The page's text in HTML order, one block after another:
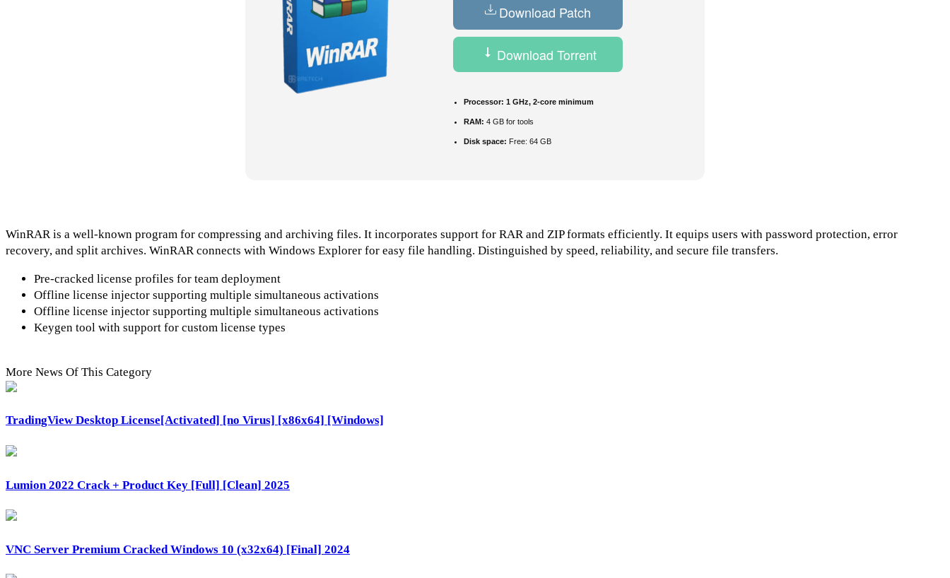
Download Patch
Download Torrent
Processor: 1 GHz, 2-core minimum
RAM: 4 GB for tools
Disk space: Free: 64 GB
WinRAR is a well-known program for compressing and archiving files. It incorporates support for RAR and ZIP formats efficiently. It equips users with password protection, error
recovery, and split archives. WinRAR connects with Windows Explorer for easy file handling. Distinguished by speed, reliability, and secure file transfers.
Pre-cracked license profiles for team deployment
Offline license injector supporting multiple simultaneous activations
Offline license injector supporting multiple simultaneous activations
Keygen tool with support for custom license types
More News Of This Category
TradingView Desktop License[Activated] [no Virus] [x86x64] [Windows]
Lumion 2022 Crack + Product Key [Full] [Clean] 2025
VNC Server Premium Cracked Windows 10 (x32x64) [Final] 2024